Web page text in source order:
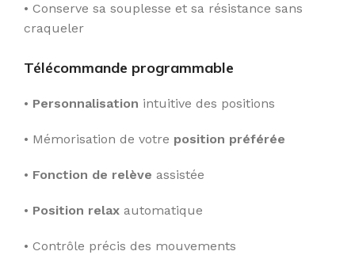
• Conserve sa souplesse et sa résistance sans
craqueler
Télécommande programmable
• Personnalisation intuitive des positions
• Mémorisation de votre position préférée
• Fonction de relève assistée
• Position relax automatique
• Contrôle précis des mouvements